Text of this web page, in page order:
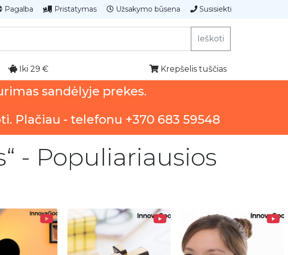
Pagalba Pristatymas Užsakymo būsena Susisiekti
Ieškoti
Iki 29 € Krepšelis tuščias
sandėlyje prekes.
Plačiau - telefonu +370 683 59548
- Populiariausios